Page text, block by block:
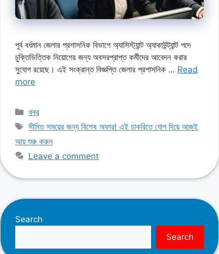
পূর্ব বর্ধমান জেলার প্রশাসনিক বিভাগে অ্যাসিস্ট্যান্ট অ্যাকাউন্ট্যান্ট পদে
চুক্তিভিত্তিক নিয়োগের জন্য অবসরপ্রাপ্ত কর্মীদের আবেদন করার
সুযোগ রয়েছে। এই সংক্রান্ত বিজ্ঞপ্তি জেলার প্রশাসনিক … Read
more
Categories
খবর
Tags
সীমিত সময়ের জন্য বিশেষ অফার! এই চাকরিতে যোগ দিয়ে আজই
আয় শুরু করুন
Leave a comment
Search
Search